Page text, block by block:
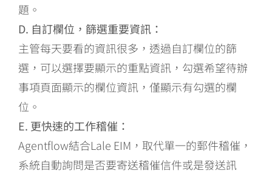
題。
D. 自訂欄位，篩選重要資訊：
主管每天要看的資訊很多，透過自訂欄位的篩
選，可以選擇要顯示的重點資訊，勾選希望待辦
事項頁面顯示的欄位資訊，僅顯示有勾選的欄
位。
E. 更快速的工作稽催：
Agentflow結合Lale EIM，取代單一的郵件稽催，
系統自動詢問是否要寄送稽催信件或是發送訊